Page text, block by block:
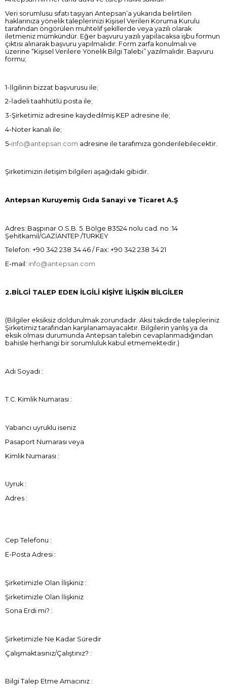
Veri sorumlusu sıfatı taşıyan Antepsan’a yukarıda belirtilen
haklarınıza yönelik taleplerinizi Kişisel Verileri Koruma Kurulu
tarafından öngörülen muhtelif şekillerde veya yazılı olarak
iletmeniz mümkündür. Eğer başvuru yazılı yapılacaksa işbu formun
çıktısı alınarak başvuru yapılmalıdır. Form zarfa konulmalı ve
üzerine “Kişisel Verilere Yönelik Bilgi Talebi” yazılmalıdır. Başvuru
formu;
1-İlgilinin bizzat başvurusu ile;
2-İadeli taahhütlü posta ile;
3-Şirketimiz adresine kaydedilmiş KEP adresine ile;
4-Noter kanalı ile;
5-info@antepsan.com adresine ile tarafımıza gönderilebilecektir.
Şirketimizin iletişim bilgileri aşağıdaki gibidir.
Antepsan Kuruyemiş Gıda Sanayi ve Ticaret A.Ş
Adres: Başpınar O.S.B. 5. Bölge 83524 nolu cad. no :14
Şehitkamil/GAZİANTEP /TURKEY
Telefon: +90 342 238 34 46 / Fax: +90 342 238 34 21
E-mail: info@antepsan.com
2.BİLGİ TALEP EDEN İLGİLİ KİŞİYE İLİŞKİN BİLGİLER
(Bilgiler eksiksiz doldurulmak zorundadır. Aksi takdirde talepleriniz
Şirketimiz tarafından karşılanamayacaktır. Bilgilerin yanlış ya da
eksik olması durumunda Antepsan talebin cevaplanmadığından
bahisle herhangi bir sorumluluk kabul etmemektedir.)
Adı Soyadı :
T.C. Kimlik Numarası :
Yabancı uyruklu iseniz
Pasaport Numarası veya
Kimlik Numarası :
Uyruk :
Adres :
Cep Telefonu :
E-Posta Adresi :
Şirketimizle Olan İlişkiniz :
Şirketimizle Olan İlişkiniz
Sona Erdi mi? :
Şirketimizle Ne Kadar Süredir
Çalışmaktasınız/Çalıştınız? :
Bilgi Talep Etme Amacınız :